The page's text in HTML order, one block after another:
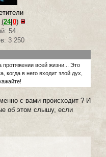
(24| 0)
54
3 250
всей жизни... Это
когда в него входит злой дух,
с вами происходит ? И
об этом слышу, если